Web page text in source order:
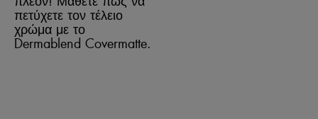
πετύχετε τον τέλειο
χρώμα με το
Dermablend Covermatte.